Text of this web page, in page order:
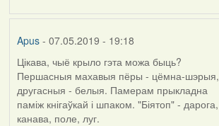
Harrier
Apus- 07.05.2019 - 19:18
Цікава, чыё крыло гэта можа быць?
Першасныя махавыя пёры - цёмна-шэрыя,
другасныя - белыя. Памерам прыкладна
паміж кнігаўкай і шпаком. "Біятоп" - дарога,
канава, поле, луг.